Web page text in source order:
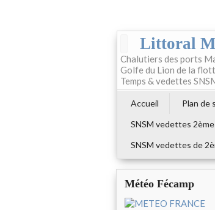
Littoral
Chalutiers des ports
Golfe du Lion de la
Temps & vedettes
Accueil Plan de
SNSM vedettes
SNSM vedettes de
Météo Fécamp